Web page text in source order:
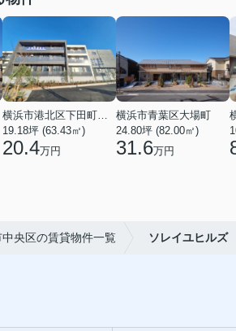
19.18坪 (63.43㎡)
20.4万円
横浜市青葉区大場町
24.80坪 (82.00㎡)
31.6万円
央区の賃貸物件一覧 ソレイユヒルズ